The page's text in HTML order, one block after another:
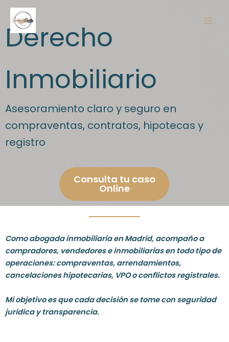
contenido
Derecho
Inmobiliario
Asesoramiento claro y seguro en
compraventas, contratos, hipotecas y
registro
Consulta tu caso
Online
Como abogada inmobiliaria en Madrid, acompaño a
compradores, vendedores e inmobiliarias en todo tipo de
operaciones: compraventas, arrendamientos,
cancelaciones hipotecarias, VPO o conflictos registrales.
Mi objetivo es que cada decisión se tome con seguridad
jurídica y transparencia.